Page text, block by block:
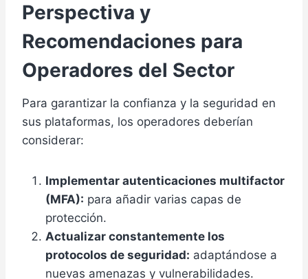
Perspectiva y
Recomendaciones para
Operadores del Sector
Para garantizar la confianza y la seguridad en
sus plataformas, los operadores deberían
considerar:
Implementar autenticaciones multifactor
(MFA): para añadir varias capas de
protección.
Actualizar constantemente los
protocolos de seguridad: adaptándose a
nuevas amenazas y vulnerabilidades.